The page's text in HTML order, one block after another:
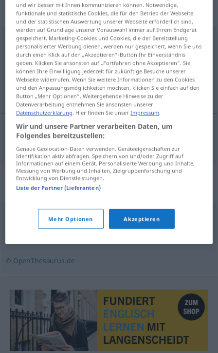
Maskulinum
Marxismus-Leninismusm
Übersicht aller Übersetzungen
(Für mehr Details die Übersetzung anklicken/antippen)
Marxism-Leninism
Marxism-Leninism Marxismus-Leninismus
Synonyme für "Marxismus-
Leninismus"
Bolschewismus,Maoismus Sozialismus,Kommunismus
© OpenThesaurus.de
und wir besser mit Ihnen kommunizieren können. Notwendige,
funktionale und statistische Cookies, die für den Betrieb der Webseite
und der statistischen Auswertung unserer Webseite erforderlich sind,
werden auf Grundlage unserer Vorauswahl immer auf Ihrem Endgerät
gespeichert. Marketing-Cookies und Cookies, die der Bereitstellung
personalisierter Werbung dienen, werden nur gespeichert, wenn Sie uns
durch einen Klick auf den „Akzeptieren“-Button Ihr Einverständnis
geben. Klicken Sie ansonsten auf „Fortfahren ohne Akzeptieren“. Sie
können Ihre Einwilligung jederzeit für zukünftige Besuche unserer
Webseite widerrufen. Wenn Sie weitere Informationen zu den Cookies
und den Anpassungsmöglichkeiten möchten, klicken Sie einfach auf den
Button „Mehr Optionen“. Weitergehende Hinweise zu der
Datenverarbeitung entnehmen Sie ansonsten unserer
Datenschutzerklärung. Hier finden Sie unserImpressum.
Wir und unsere Partner verarbeiten Daten, um
Folgendes bereitzustellen:
Genaue Geolocation-Daten verwenden. Geräteeigenschaften zur
Identifikation aktiv abfragen. Speichern von und/oder Zugriff auf
Informationen auf einem Gerät. Personalisierte Werbung und Inhalte,
Messung von Werbung und Inhalten, Zielgruppenforschung und
Entwicklung von Dienstleistungen.
Liste der Partner (Lieferanten)
Mehr Optionen Akzeptieren